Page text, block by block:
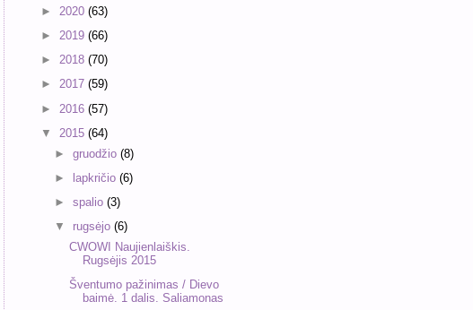
► 2020 (63)
► 2019 (66)
► 2018 (70)
► 2017 (59)
► 2016 (57)
▼ 2015 (64)
►gruodžio(8)
►
lapkričio(6)
►spalio(3)
▼ rugsėjo(6)
CWOWI Naujienlaiškis.
Rugsėjis 2015
Šventumo pažinimas / Dievo
baimė. 1 dalis. Saliamonas